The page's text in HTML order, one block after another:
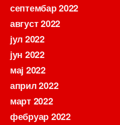
септембар 2022
август 2022
јул 2022
јун 2022
мај 2022
април 2022
март 2022
фебруар 2022